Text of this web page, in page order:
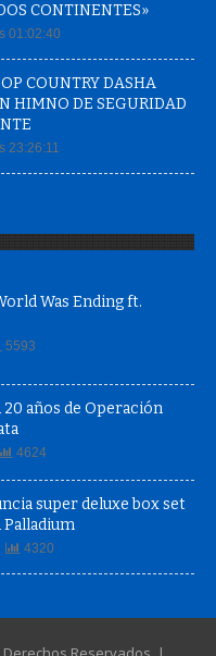
01:02:40
COUNTRY DASHA
HIMNO DE SEGURIDAD
20 años de Operación
4624
super deluxe box set
4320